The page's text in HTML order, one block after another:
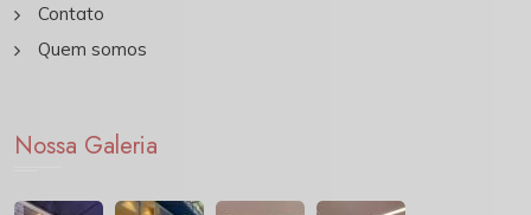
Contato
Quem somos
Nossa Galeria